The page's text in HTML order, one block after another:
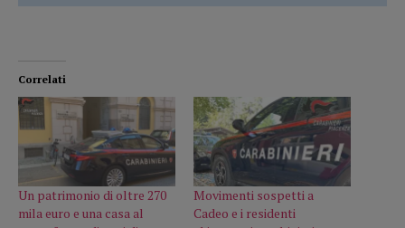
Correlati
Un patrimonio di oltre 270
mila euro e una casa al
Movimenti sospetti a
Cadeo e i residenti